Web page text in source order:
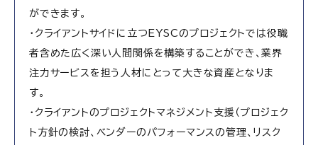
ができます。
・クライアントサイドに立つEYSCのプロジェクトでは役職
者含めた広く深い人間関係を構築することができ、業界
注力サービスを担う人材にとって大きな資産となりま
す。
・クライアントのプロジェクトマネジメント支援（プロジェク
ト方針の検討、ベンダーのパフォーマンスの管理、リスク